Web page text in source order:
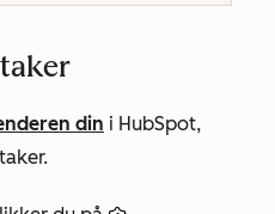
din i HubSpot,